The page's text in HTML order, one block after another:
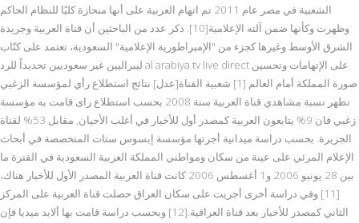
الشعبية في مصر عام 2011 تم اتهام العربية على أنها منحازة كليًا للنظام الحاكم
وظهرت وكأنها ضمن آلته الإعلامية[10]. ذكر عدد من الباحثين أن قناة العربية وجريدة
الشرق الأوسط وغيرها كجزء من "الإمبراطورية الإعلامية" السعودية، تعتمد على كتّاب
ليبراليين غير سعوديين تحديداً للرد al arabiya tv live direct على الإتهامات وتحسين
صورة المملكة أمام العالم [1] شعبية القناة[عدل] نتائج استطلاع رأي لمؤسسة الزغبي
تظهر نسبة مشاهدي قناة العربية سنة 2008 بحسب استطلاع راى قامت به مؤسسة
زغبي فان 9% يتابعون العربية كمصدر أول للأخبار في أغلب الأحيان, مقابل 53% لقناة
الجزيرة. بحسب دراسة ميدانية أجرتها مؤسسة إبسوس ستات المتخصصة في أبحاث
الإعلام المرئي على عينة من سكان ومواطني المملكة العربية السعودية في الفترة ما
بين 28 يونيو 2006 و1 أغسطس 2006 كانت قناة العربية المصدر الأول للأخبار هناك،
[11] وفي دراسة أخرى أجريت على سكان العراق حصلت قناة العربية على المركز
الثاني كمصدر للأخبار بعد قناة العراقية.[12] وبحسب دراسة قامت بها ألايد ميديا فإن